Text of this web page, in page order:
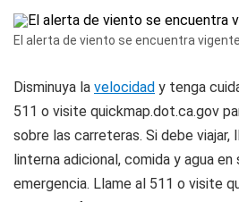
El alerta de viento se encuentra
Disminuya la velocidad y tenga
511 o visite quickmap.dot.ca.gov
sobre las carreteras. Si debe viajar,
linterna adicional, comida y agua
emergencia. Llame al 511 o visite